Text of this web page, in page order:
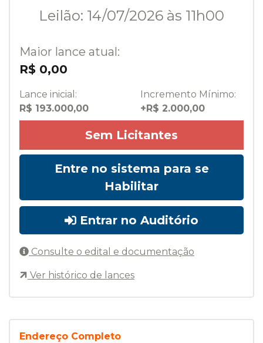
Endereço Completo
Leilão: 14/07/2026 às 11h00
Maior lance atual:
R$ 0,00
Lance inicial:
R$ 193.000,00
Incremento Mínimo:
+R$ 2.000,00
Sem Licitantes
Entre no sistema para se
Habilitar
Entrar no Auditório
Consulte o edital e documentação
Ver histórico de lances